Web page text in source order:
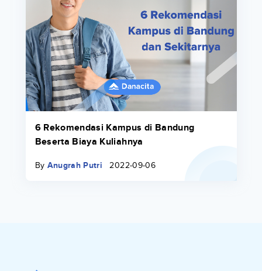
6 Rekomendasi Kampus di Bandung
Beserta Biaya Kuliahnya
By Anugrah Putri 2022-09-06